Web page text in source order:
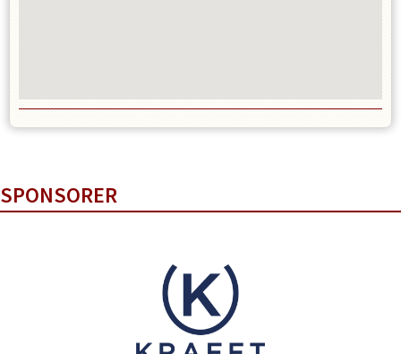
SPONSORER